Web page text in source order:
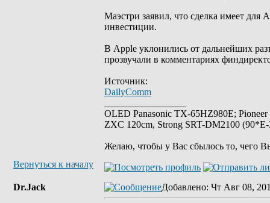
Маэстри заявил, что сделка имеет для
инвестиции.
В Apple уклонились от дальнейших
прозвучали в комментариях
Источник:
DailyComm
OLED Panasonic TX-65HZ980E;
ZXC 120cm, Strong SRT-DM2100
Желаю, чтобы у Вас сбылось то, чего
Вернуться к началу
Dr.Jack Добавлено: Чт Авг 08,